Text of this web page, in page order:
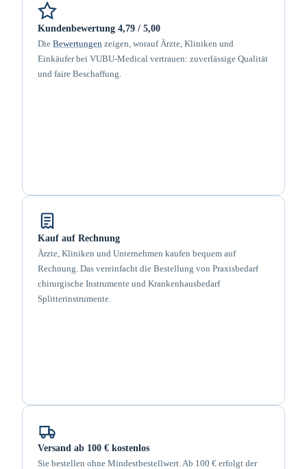
Kundenbewertung 4,79 / 5,00
Die Bewertungen zeigen, worauf Ärzte, Kliniken und
Einkäufer bei VUBU-Medical vertrauen: zuverlässige Qualität
und faire Beschaffung.
Kauf auf Rechnung
Ärzte, Kliniken und Unternehmen kaufen bequem auf
Rechnung. Das vereinfacht die Bestellung von Praxisbedarf
chirurgische Instrumente und Krankenhausbedarf
Splitterinstrumente.
Versand ab 100 € kostenlos
Sie bestellen ohne Mindestbestellwert. Ab 100 € erfolgt der